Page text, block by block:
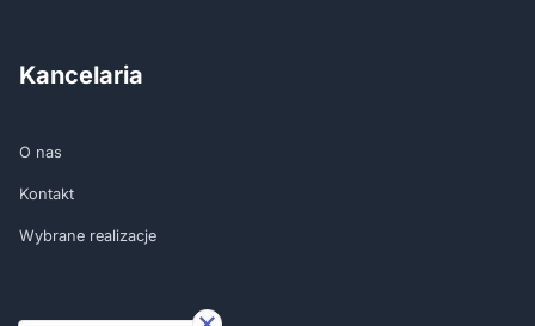
Kancelaria
O nas
Kontakt
Wybrane realizacje